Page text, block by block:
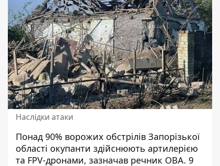
Наслідки атаки
Понад 90% ворожих обстрілів Запорізької
області окупанти здійснюють артилерією
та FPV-дронами, зазначав речник ОВА. 9